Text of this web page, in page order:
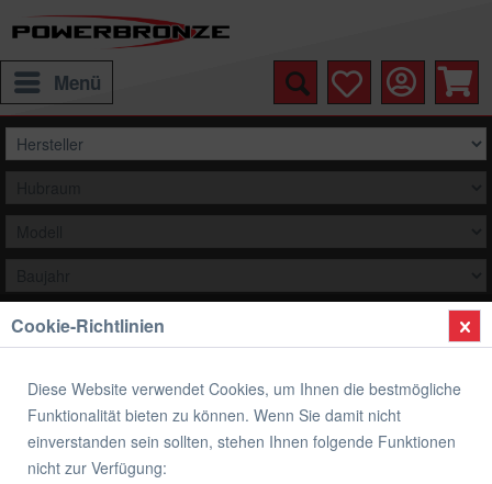
Menü
Auswählen
Übersicht Yamaha
original Yamaha Ersatzteil 62T243130100
PIPE 3
Cookie-Richtlinien
Diese Website verwendet Cookies, um Ihnen die bestmögliche
Funktionalität bieten zu können. Wenn Sie damit nicht
einverstanden sein sollten, stehen Ihnen folgende Funktionen
nicht zur Verfügung: